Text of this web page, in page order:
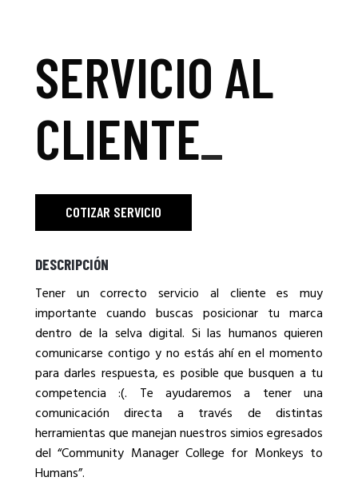
SERVICIO AL
CLIENTE_
COTIZAR SERVICIO
DESCRIPCIÓN
Tener un correcto servicio al cliente es muy
importante cuando buscas posicionar tu marca
dentro de la selva digital. Si las humanos quieren
comunicarse contigo y no estás ahí en el momento
para darles respuesta, es posible que busquen a tu
competencia :(. Te ayudaremos a tener una
comunicación directa a través de distintas
herramientas que manejan nuestros simios egresados
del “Community Manager College for Monkeys to
Humans”.